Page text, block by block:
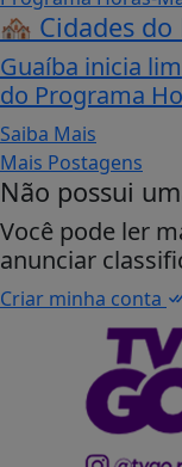
🏘️ Cidades do
Guaíba inicia
do Programa
Saiba Mais
Mais Postagens
Não possui
Você pode ler
anunciar
Criar minha conta